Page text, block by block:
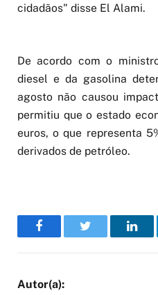
cidadãos" disse El Alami.
De acordo com o
diesel e da gasolina
agosto não causou
permitiu que o estado
euros, o que representa
derivados de petróleo.
FacebookTwitter